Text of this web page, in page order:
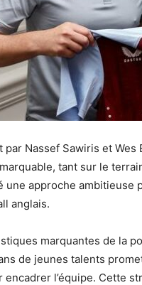
par Nassef Sawiris et
tant sur le
une approche
anglais.
marquantes de la
de jeunes talents
encadrer l’équipe. Cette